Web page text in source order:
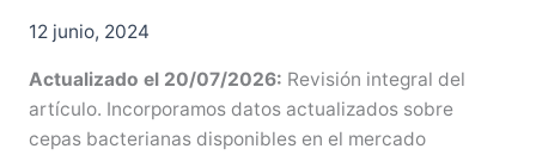
12 junio, 2024
Actualizado el 20/07/2026: Revisión integral del
artículo. Incorporamos datos actualizados sobre
cepas bacterianas disponibles en el mercado